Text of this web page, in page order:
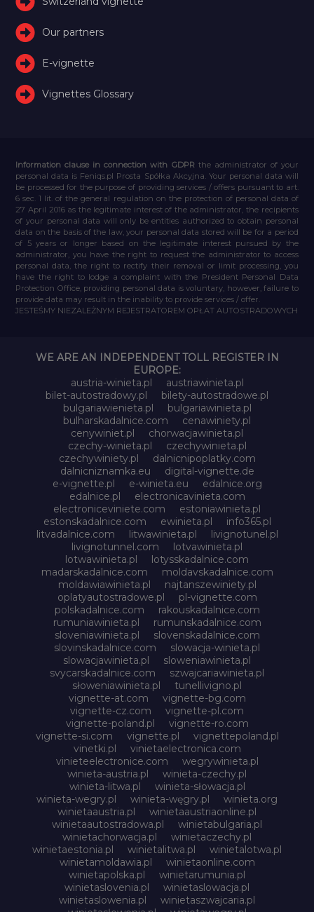
Our partners
E-vignette
Vignettes Glossary
Information clause in connection with GDPR the administrator of your
personal data is Feniqs.pl Prosta Spółka Akcyjna. Your personal data will
be processed for the purpose of providing services / offers pursuant to art.
6 sec. 1 lit. of the general regulation on the protection of personal data of
27 April 2016 as the legitimate interest of the administrator, the recipients
of your personal data will only be entities authorized to obtain personal
data on the basis of the law, your personal data stored will be for a period
of 5 years or longer based on the legitimate interest pursued by the
administrator, you have the right to request the administrator to access
personal data, the right to rectify their removal or limit processing, you
have the right to lodge a complaint with the President Personal Data
Protection Office, providing personal data is voluntary, however, failure to
provide data may result in the inability to provide services / offer.
JESTEŚMY NIEZALEŻNYM REJESTRATOREM OPŁAT AUTOSTRADOWYCH
WE ARE AN INDEPENDENT TOLL REGISTER IN
EUROPE:
austria-winieta.pl
austriawinieta.pl
bilet-autostradowy.pl
bilety-autostradowe.pl
bulgariawienieta.pl
bulgariawinieta.pl
bulharskadalnice.com
cenawiniety.pl
cenywiniet.pl
chorwacjawinieta.pl
czechy-winieta.pl
czechywinieta.pl
czechywiniety.pl
dalnicnipoplatky.com
dalnicniznamka.eu
digital-vignette.de
e-vignette.pl
e-winieta.eu
edalnice.org
edalnice.pl
electronicavinieta.com
electroniceviniete.com
estoniawinieta.pl
estonskadalnice.com
ewinieta.pl
info365.pl
litvadalnice.com
litwawinieta.pl
livignotunel.pl
livignotunnel.com
lotvawinieta.pl
lotwawinieta.pl
lotysskadalnice.com
madarskadalnice.com
moldavskadalnice.com
moldawiawinieta.pl
najtanszewiniety.pl
oplatyautostradowe.pl
pl-vignette.com
polskadalnice.com
rakouskadalnice.com
rumuniawinieta.pl
rumunskadalnice.com
sloveniawinieta.pl
slovenskadalnice.com
slovinskadalnice.com
slowacja-winieta.pl
slowacjawinieta.pl
sloweniawinieta.pl
svycarskadalnice.com
szwajcariawinieta.pl
słoweniawinieta.pl
tunellivigno.pl
vignette-at.com
vignette-bg.com
vignette-cz.com
vignette-pl.com
vignette-poland.pl
vignette-ro.com
vignette-si.com
vignette.pl
vignettepoland.pl
vinetki.pl
vinietaelectronica.com
vinieteelectronice.com
wegrywinieta.pl
winieta-austria.pl
winieta-czechy.pl
winieta-litwa.pl
winieta-słowacja.pl
winieta-wegry.pl
winieta-węgry.pl
winieta.org
winietaaustria.pl
winietaaustriaonline.pl
winietaautostradowa.pl
winietabulgaria.pl
winietachorwacja.pl
winietaczechy.pl
winietaestonia.pl
winietalitwa.pl
winietalotwa.pl
winietamoldawia.pl
winietaonline.com
winietapolska.pl
winietarumunia.pl
winietaslovenia.pl
winietaslowacja.pl
winietaslowenia.pl
winietaszwajcaria.pl